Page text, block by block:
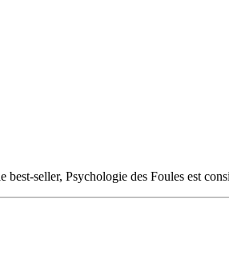
seller, Psychologie des Foules est